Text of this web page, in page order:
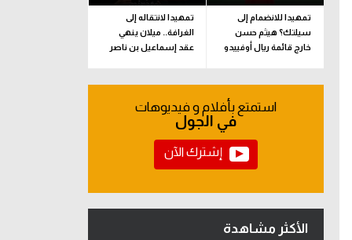
تمهيدا للانضمام إلى
سيلتك؟ هيثم حسن
خارج قائمة ريال أوفييدو
تمهيدا لانتقاله إلى
الغرافة.. ميلان ينهي
عقد إسماعيل بن ناصر
استمتع بأفلام و فيديوهات
في الجول
إشترك الآن
الأكثر مشاهدة